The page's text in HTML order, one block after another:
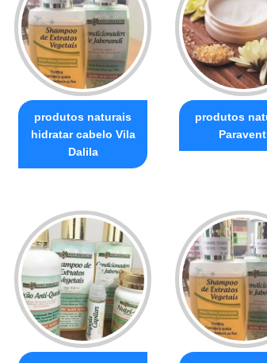
produtos naturais
hidratar cabelo Vila
Dalila
produtos